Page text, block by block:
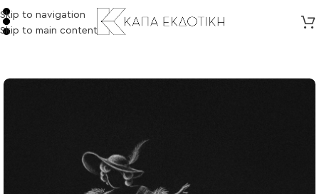
Skip to navigation
Skip to main content